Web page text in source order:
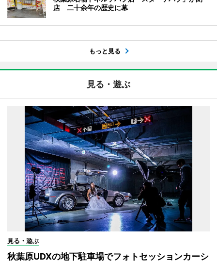
店 二十余年の歴史に幕
もっと見る
見る・遊ぶ
見る・遊ぶ
秋葉原UDXの地下駐車場でフォトセッションカーシ